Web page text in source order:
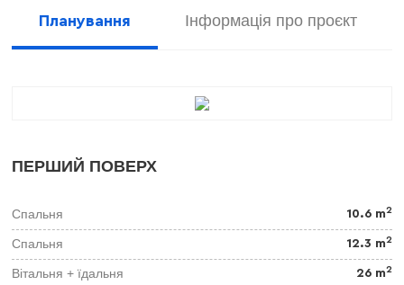
Планування Інформація про проєкт
ПЕРШИЙ ПОВЕРХ
Спальня 10.6 m2
Спальня 12.3 m2
Вітальня + їдальня 26 m2